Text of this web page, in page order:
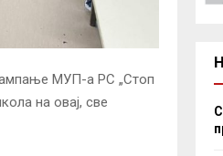
МУП-а РС „Стоп
на овај, све